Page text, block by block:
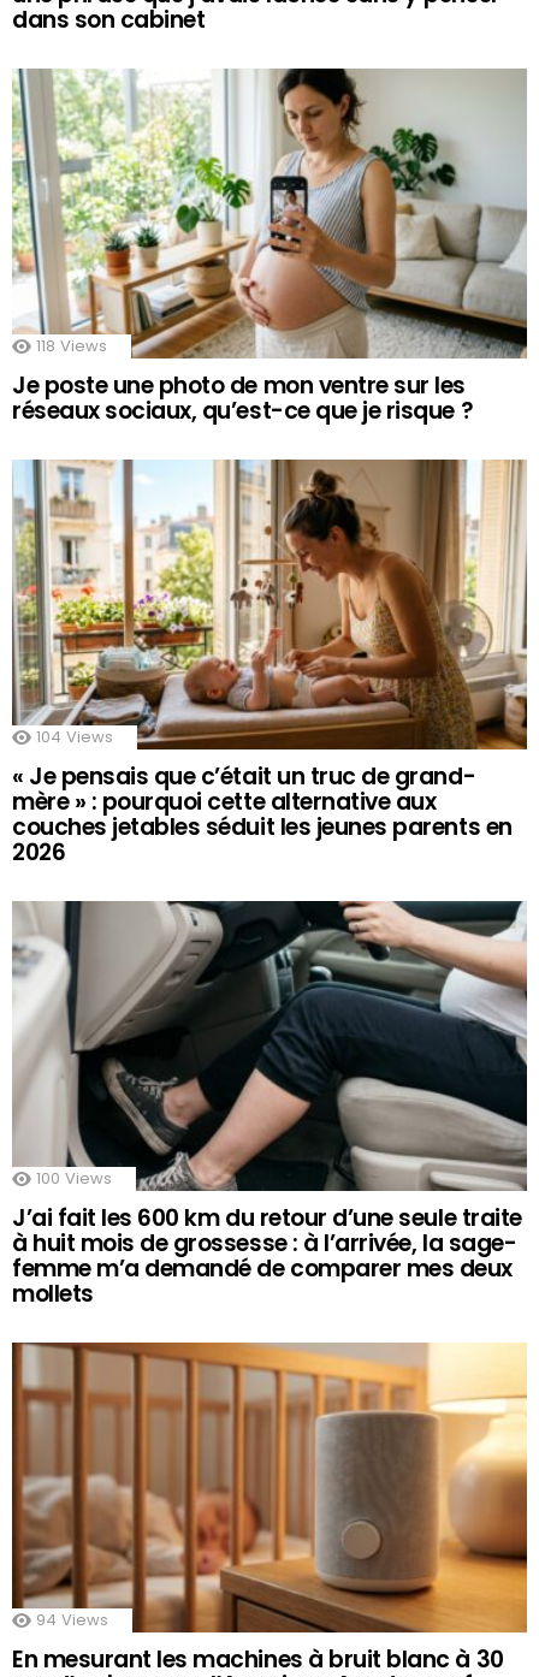
dans son cabinet
118 Views
Je poste une photo de mon ventre sur les
réseaux sociaux, qu’est-ce que je risque ?
104 Views
« Je pensais que c’était un truc de grand-
mère » : pourquoi cette alternative aux
couches jetables séduit les jeunes parents en
2026
100 Views
J’ai fait les 600 km du retour d’une seule traite
à huit mois de grossesse : à l’arrivée, la sage-
femme m’a demandé de comparer mes deux
mollets
94 Views
En mesurant les machines à bruit blanc à 30